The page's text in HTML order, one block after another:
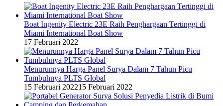
Boat Ingenity Electric 23E Raih Penghargaan Tertinggi di
Miami International Boat Show
17 Februari 2022
Menurunnya Harga Panel Surya Dalam 7 Tahun Picu
Tumbuhnya PLTS Global
15 Februari 202215 Februari 2022